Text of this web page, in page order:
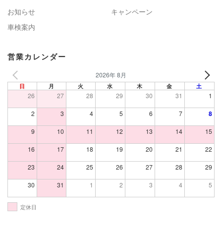
お知らせ
キャンペーン
車検案内
営業カレンダー
2026年 8月
日 月 火 水 木 金 土
26 27 28 29 30 31 1
2 3 4 5 6 7 8
9 10 11 12 13 14 15
16 17 18 19 20 21 22
23 24 25 26 27 28 29
30 31 1 2 3 4 5
定休日